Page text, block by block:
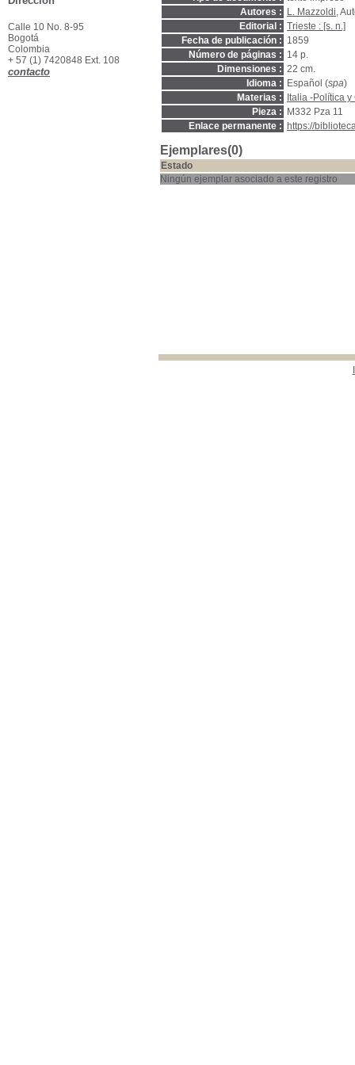
Autores :
L. Mazzoldi,
Editorial : Trieste : [s. n.]
Fecha de publicación : 1859
Número de páginas : 14 p.
Dimensiones : 22 cm.
Idioma :
Español (spa)
Materias :
Italia -Política
Pieza :
M332 Pza 11
Enlace permanente :
https://
Ejemplares(0)
Estado
Ningún ejemplar asociado a este registro
Calle 10 No. 8-95
Bogotá
Colombia
+ 57 (1) 7420848 Ext. 108
contacto